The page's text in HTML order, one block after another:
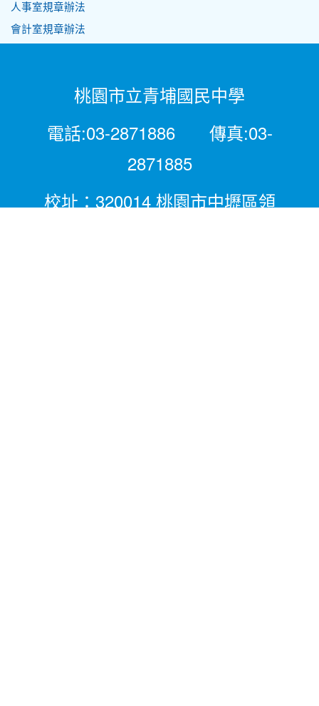
人事室規章辦法
會計室規章辦法
桃園市立青埔國民中學
電話:03-2871886 傳真:03-
2871885
校址：320014 桃園市中壢區領